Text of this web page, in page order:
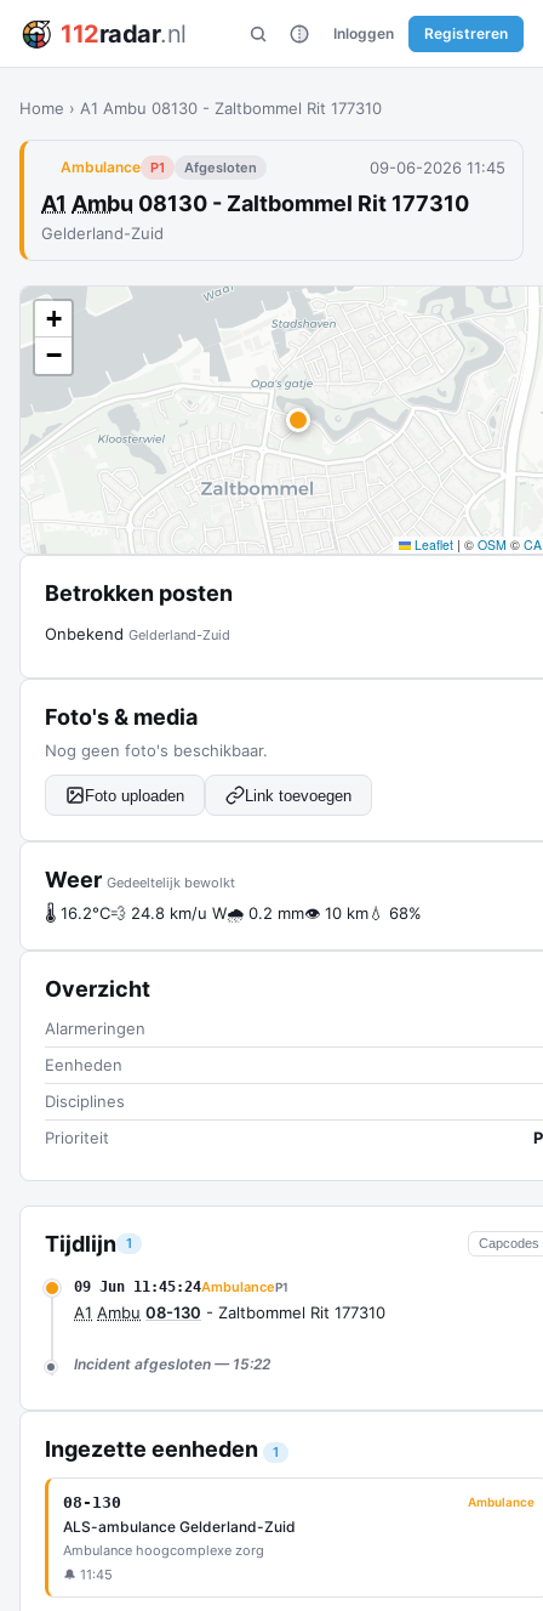
112radar.nl Inloggen Registreren
Home › A1 Ambu 08130 - Zaltbommel Rit 177310
Ambulance P1 Afgesloten 09-06-2026 11:45
A1 Ambu 08130 - Zaltbommel Rit 177310
Gelderland-Zuid
Tijdlijn 1 Capcodes
09 Jun 11:45:24AmbulanceP1
A1 Ambu 08-130 - Zaltbommel Rit 177310
Incident afgesloten — 15:22
Ingezette eenheden 1
08-130 Ambulance
ALS-ambulance Gelderland-Zuid
Ambulance hoogcomplexe zorg
🔔 11:45
+
−
Leaflet | © OSM ©
Betrokken posten
Onbekend Gelderland-Zuid
Foto's & media
Nog geen foto's beschikbaar.
Foto uploaden Link toevoegen
Weer Gedeeltelijk bewolkt
🌡 16.2°C💨 24.8 km/u W🌧 0.2 mm👁 10 km💧 68%
Overzicht
Alarmeringen
Eenheden
Disciplines
Prioriteit